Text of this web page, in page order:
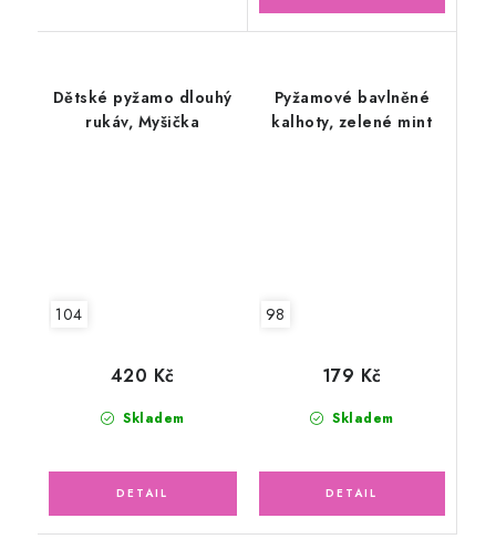
Dětské pyžamo dlouhý
rukáv, Myšička
104
Skladem
420 Kč
Pyžamové bavlněné
kalhoty, zelené mint
98
Skladem
179 Kč